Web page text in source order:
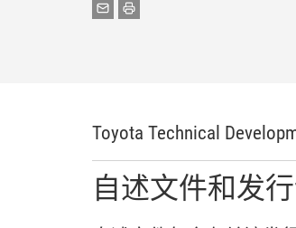
Toyota Technical
自述文件和发行